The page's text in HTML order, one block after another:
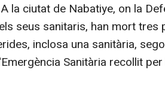
A la ciutat de Nabatiye, on la
seus sanitaris, han mort
inclosa una sanitària,
Sanitària recollit